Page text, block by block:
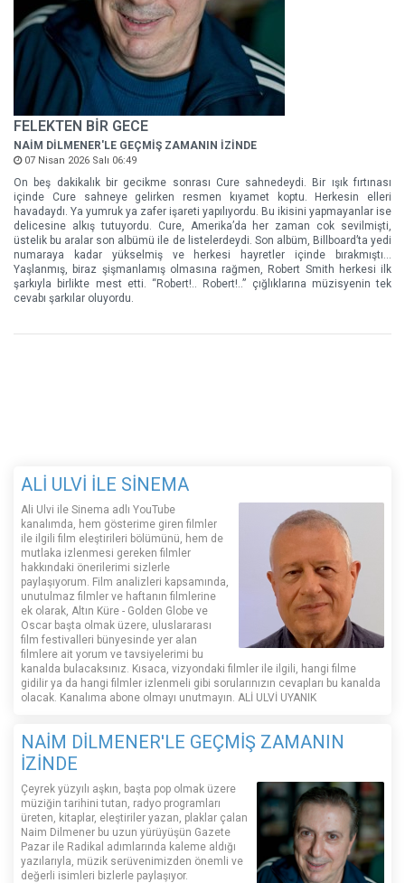
FELEKTEN BİR GECE
NAİM DİLMENER'LE GEÇMİŞ ZAMANIN İZİNDE
07 Nisan 2026 Salı 06:49
On beş dakikalık bir gecikme sonrası Cure sahnedeydi. Bir ışık fırtınası
içinde Cure sahneye gelirken resmen kıyamet koptu. Herkesin elleri
havadaydı. Ya yumruk ya zafer işareti yapılıyordu. Bu ikisini yapmayanlar ise
delicesine alkış tutuyordu. Cure, Amerika’da her zaman cok sevilmişti,
üstelik bu aralar son albümü ile de listelerdeydi. Son albüm, Billboard’ta yedi
numaraya kadar yükselmiş ve herkesi hayretler içinde bırakmıştı…
Yaşlanmış, biraz şişmanlamış olmasına rağmen, Robert Smith herkesi ilk
şarkıyla birlikte mest etti. “Robert!.. Robert!..” çığlıklarına müzisyenin tek
cevabı şarkılar oluyordu.
ALİ ULVİ İLE SİNEMA
Ali Ulvi ile Sinema adlı YouTube
kanalımda, hem gösterime giren filmler
ile ilgili film eleştirileri bölümünü, hem de
mutlaka izlenmesi gereken filmler
hakkındaki önerilerimi sizlerle
paylaşıyorum. Film analizleri kapsamında,
unutulmaz filmler ve haftanın filmlerine
ek olarak, Altın Küre - Golden Globe ve
Oscar başta olmak üzere, uluslararası
film festivalleri bünyesinde yer alan
filmlere ait yorum ve tavsiyelerimi bu
kanalda bulacaksınız. Kısaca, vizyondaki filmler ile ilgili, hangi filme
gidilir ya da hangi filmler izlenmeli gibi sorularınızın cevapları bu kanalda
olacak. Kanalıma abone olmayı unutmayın. ALİ ULVİ UYANIK
NAİM DİLMENER'LE GEÇMİŞ ZAMANIN
İZİNDE
Çeyrek yüzyılı aşkın, başta pop olmak üzere
müziğin tarihini tutan, radyo programları
üreten, kitaplar, eleştiriler yazan, plaklar çalan
Naim Dilmener bu uzun yürüyüşün Gazete
Pazar ile Radikal adımlarında kaleme aldığı
yazılarıyla, müzik serüvenimizden önemli ve
değerli isimleri bizlerle paylaşıyor.